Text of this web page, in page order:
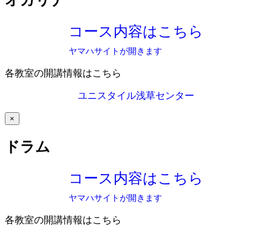
コース内容はこちら
ヤマハサイトが開きます
各教室の開講情報はこちら
ユニスタイル浅草センター
×
ドラム
コース内容はこちら
ヤマハサイトが開きます
各教室の開講情報はこちら